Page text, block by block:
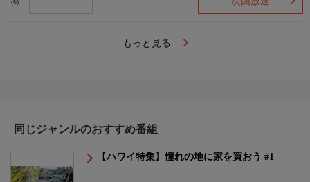
(6)
もっと見る
同じジャンルのおすすめ番組
【ハワイ特集】憧れの地に家を買おう #1